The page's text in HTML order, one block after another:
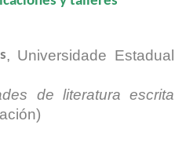
, Universidade Estadual
de literatura escrita